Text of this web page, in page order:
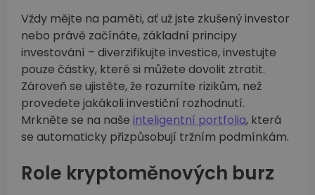
Vždy mějte na paměti, ať už jste zkušený investor
nebo právě začínáte, základní principy
investování –⁠ diverzifikujte investice, investujte
pouze částky, které si můžete dovolit ztratit.
Zároveň se ujistěte, že rozumíte rizikům, než
provedete jakákoli investiční rozhodnutí.
Mrkněte se na naše inteligentní portfolia, která
se automaticky přizpůsobují tržním podmínkám.
Role kryptoměnových burz